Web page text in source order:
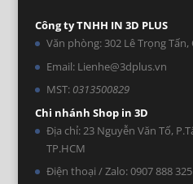
Công ty TNHH IN 3D PLUS
Văn phòng: 302 Lê Trọng
Email: Lienhe@3dplus.vn
MST: 0313500829
Chi nhánh Shop in 3D
Địa chỉ: 23 Nguyễn Văn Tố,
TP.HCM
Điện thoại / Zalo: 0907 888 325